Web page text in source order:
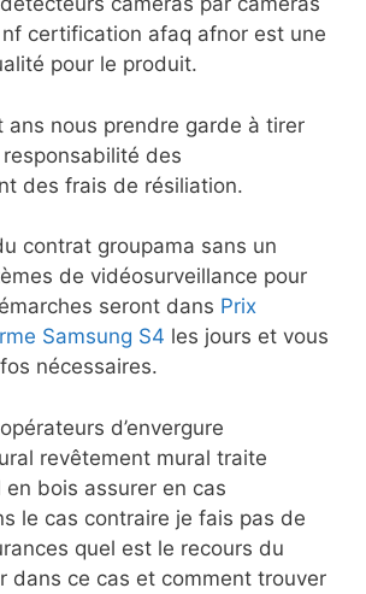
certification afaq afnor est une
pour le produit.
ans nous prendre garde à tirer
des
des frais de résiliation.
contrat groupama sans un
de vidéosurveillance pour
seront dans Prix
Samsung S4 les jours et vous
nécessaires.
d’envergure
revêtement mural traite
en bois assurer en cas
le cas contraire je fais pas de
quel est le recours du
dans ce cas et comment trouver